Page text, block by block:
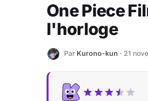
One Piece
l'horloge
K Par Kurono-kun · 21